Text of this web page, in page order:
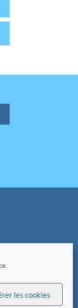
les cookies